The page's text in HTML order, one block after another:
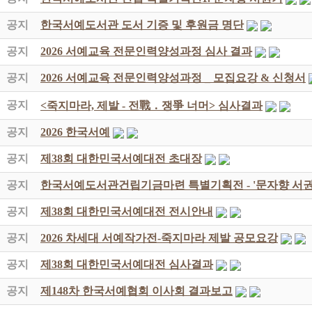
공지 한국서예도서관 도서 기증 및 후원금 명단
공지 2026 서예교육 전문인력양성과정 심사 결과
공지 2026 서예교육 전문인력양성과정 _ 모집요강 & 신청서
공지 <죽지마라, 제발 - 전戰 ․ 쟁爭 너머> 심사결과
공지 2026 한국서예
공지 제38회 대한민국서예대전 초대장
공지 한국서예도서관건립기금마련 특별기획전 - '문자향 서
공지 제38회 대한민국서예대전 전시안내
공지 2026 차세대 서예작가전-죽지마라 제발 공모요강
공지 제38회 대한민국서예대전 심사결과
공지 제148차 한국서예협회 이사회 결과보고